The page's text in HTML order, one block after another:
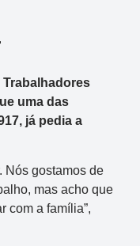
Trabalhadores
uma das
já pedia a
Nós gostamos de
mas acho que
com a família”,